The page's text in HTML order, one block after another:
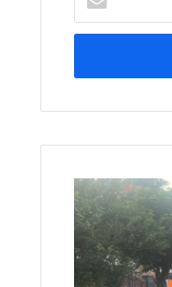
your
Email